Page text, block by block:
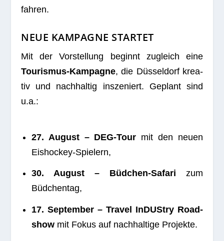
fahren.
NEUE KAMPAGNE STARTET
Mit der Vor­stel­lung beginnt zugleich eine
Tou­ris­mus-Kam­pa­gne, die Düs­sel­dorf krea­
tiv und nach­hal­tig insze­niert. Geplant sind
u.a.:
27. August – DEG-Tour mit den neuen
Eishockey-Spielern,
30. August – Büd­chen-Safari zum
Büdchentag,
17. Sep­tem­ber – Tra­vel InDUS­try Road­
showmit Fokus auf nach­hal­tige Projekte.